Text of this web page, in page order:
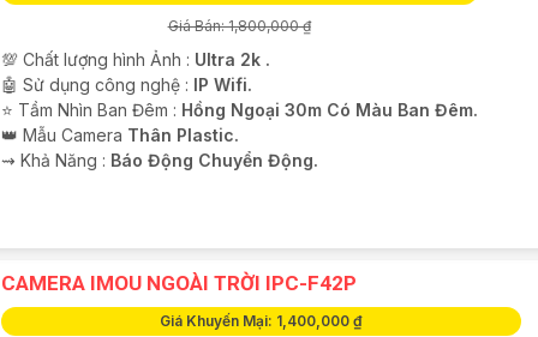
Giá Bán: 1,800,000 ₫
💯 Chất lượng hình Ảnh : Ultra 2k .
🤖️ Sử dụng công nghệ : IP Wifi.
⭐ Tầm Nhìn Ban Đêm : Hồng Ngoại 30m Có Màu Ban Đêm.
👑 Mẫu Camera Thân Plastic.
️⇝ Khả Năng : Báo Động Chuyển Động.
CAMERA IMOU NGOÀI TRỜI IPC-F42P
Giá Khuyến Mại: 1,400,000 ₫